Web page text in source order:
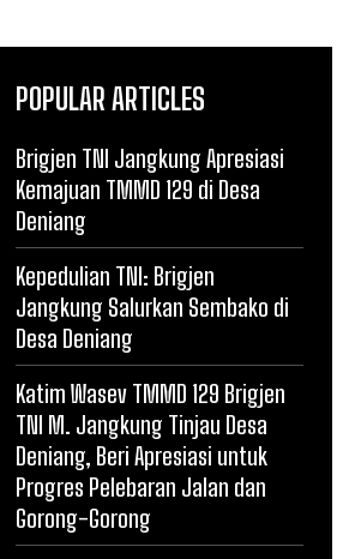
POPULAR ARTICLES
Brigjen TNI Jangkung Apresiasi
Kemajuan TMMD 129 di Desa
Deniang
Kepedulian TNI: Brigjen
Jangkung Salurkan Sembako di
Desa Deniang
Katim Wasev TMMD 129 Brigjen
TNI M. Jangkung Tinjau Desa
Deniang, Beri Apresiasi untuk
Progres Pelebaran Jalan dan
Gorong-Gorong